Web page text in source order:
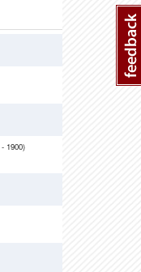
- 1900)